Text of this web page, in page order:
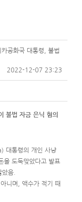
공화국 대통령, 불법
2022-12-07 23:23
불법 자금 은닉 혐의
대통령의 개인 사냥
을 도둑맞았다고 발표
음.
니며, 액수가 적기 때